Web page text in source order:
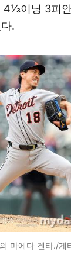
4⅓이닝 3피
.
마에다 겐타./게